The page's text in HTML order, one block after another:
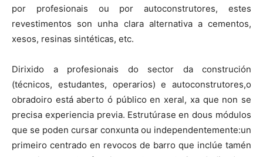
por profesionais ou por autoconstrutores, estes
revestimentos son unha clara alternativa a cementos,
xesos, resinas sintéticas, etc.
Dirixido a profesionais do sector da construción
(técnicos, estudantes, operarios) e autoconstrutores,o
obradoiro está aberto ó público en xeral, xa que non se
precisa experiencia previa. Estrutúrase en dous módulos
que se poden cursar conxunta ou independentemente:un
primeiro centrado en revocos de barro que inclúe tamén